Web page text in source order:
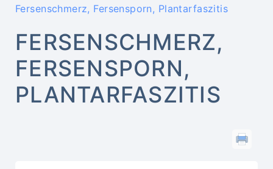
Fersenschmerz, Fersensporn, Plantarfaszitis
FERSENSCHMERZ,
FERSENSPORN,
PLANTARFASZITIS